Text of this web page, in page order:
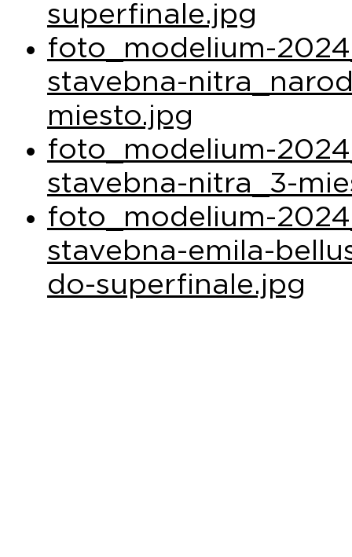
superfinale.jpg
foto_modelium-
stavebna-
miesto.jpg
foto_modelium-
stavebna-nitra_3-
foto_modelium-
stavebna-emila-
do-superfinale.jpg